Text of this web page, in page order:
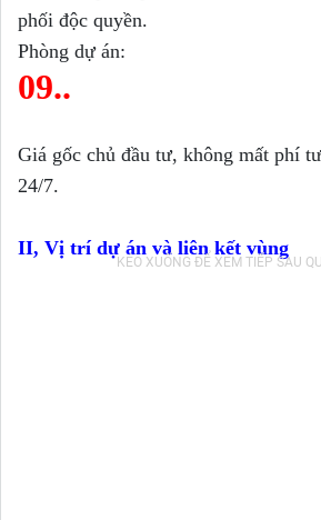
phối độc quyền.
Phòng dự án:
09..
Giá gốc chủ đầu tư, không mất phí
24/7.
II, Vị trí dự án và liên kết vùng